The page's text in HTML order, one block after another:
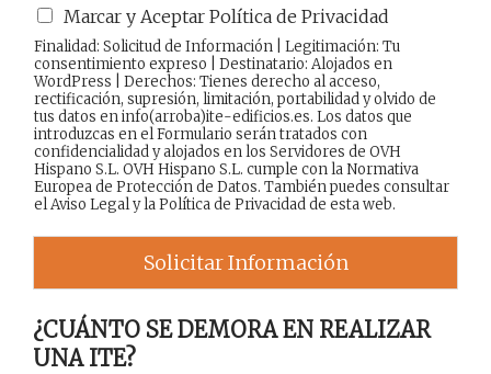
Marcar y Aceptar Política de Privacidad
Finalidad: Solicitud de Información | Legitimación: Tu
consentimiento expreso | Destinatario: Alojados en
WordPress | Derechos: Tienes derecho al acceso,
rectificación, supresión, limitación, portabilidad y olvido de
tus datos en info(arroba)ite-edificios.es. Los datos que
introduzcas en el Formulario serán tratados con
confidencialidad y alojados en los Servidores de OVH
Hispano S.L. OVH Hispano S.L. cumple con la Normativa
Europea de Protección de Datos. También puedes consultar
elAviso Legaly laPolítica de Privacidadde esta web.
Solicitar Información
¿CUÁNTO SE DEMORA EN REALIZAR
UNA ITE?